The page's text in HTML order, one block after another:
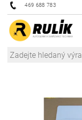
469 688 783